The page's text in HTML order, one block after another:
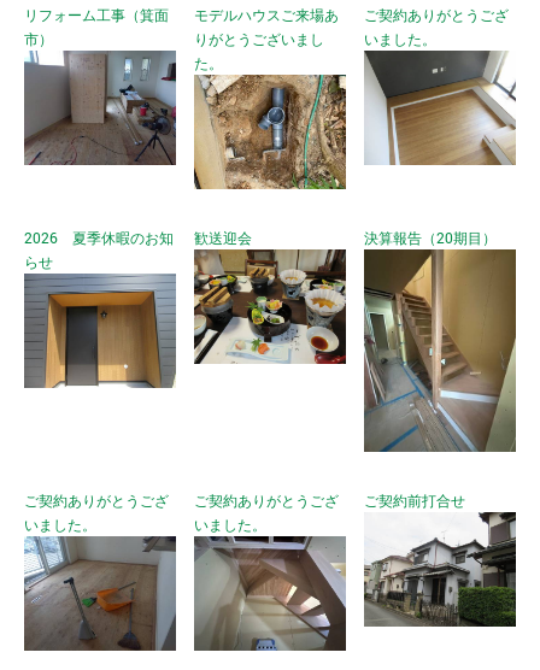
リフォーム工事（箕面
市）
モデルハウスご来場あ
りがとうございまし
た。
ご契約ありがとうござ
いました。
2026 夏季休暇のお知
らせ
歓送迎会 決算報告（20期目）
ご契約ありがとうござ
いました。
ご契約ありがとうござ
いました。
ご契約前打合せ